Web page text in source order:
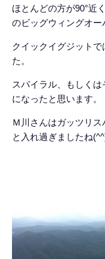
ほとんどの方が90°近
のビッグウィングオー
クイックイグジット
た。
スパイラル、もしく
になったと思います。
Ｍ川さんはガッツリ
と入れ過ぎましたね